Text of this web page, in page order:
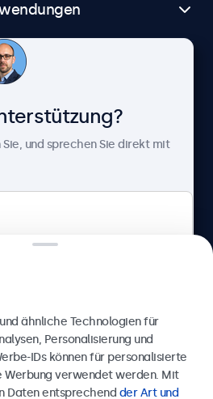
8048 Zürich, Schweiz
und sprechen Sie direkt mit
senden
ähnliche Technologien für
Personalisierung und
IDs können für personalisierte
Werbung verwendet werden. Mit
Daten entsprechend der Art und